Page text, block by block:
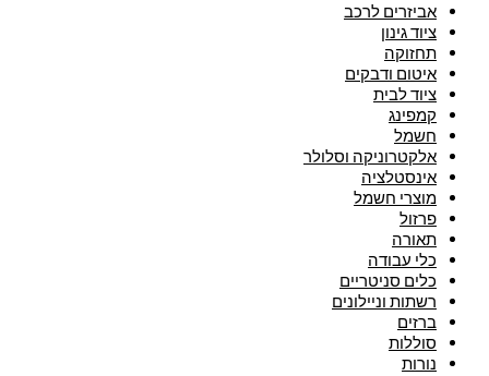
אביזרים לרכב
ציוד גינון
תחזוקה
איטום ודבקים
ציוד לבית
קמפינג
חשמל
אלקטרוניקה וסלולר
אינסטלציה
מוצרי חשמל
פרזול
תאורה
כלי עבודה
כלים סניטריים
רשתות וניילונים
ברזים
סוללות
נורות